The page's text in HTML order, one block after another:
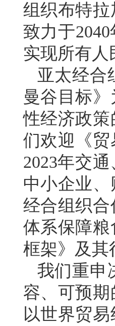
组织布特
致力于
实现所有人
亚太经合
曼谷目标
性经济政
们欢迎《
2023年交
中小企业
经合组织
体系保障
框架》及其
我们重申
容、可预
以世界贸